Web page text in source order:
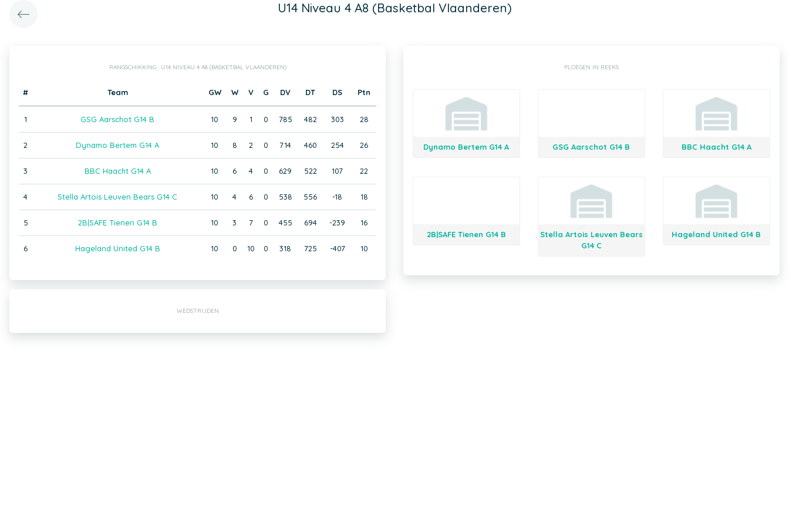
U14 Niveau 4 A8 (Basketbal Vlaanderen)
RANGSCHIKKING : U14 NIVEAU 4 A8 (BASKETBAL VLAANDEREN)
# Team GW W V G DV DT DS Ptn
1 GSG Aarschot G14 B 10 9 1 0 785 482 303 28
2 Dynamo Bertem G14 A 10 8 2 0 714 460 254 26
3 BBC Haacht G14 A 10 6 4 0 629 522 107 22
4 Stella Artois Leuven Bears G14 C 10 4 6 0 538 556 -18 18
5 2B|SAFE Tienen G14 B 10 3 7 0 455 694 -239 16
6 Hageland United G14 B 10 0 10 0 318 725 -407 10
PLOEGEN IN REEKS
Dynamo Bertem G14 A GSG Aarschot G14 B BBC Haacht G14 A
2B|SAFE Tienen G14 B
Stella Artois Leuven Bears
G14 C
Hageland United G14 B
WEDSTRIJDEN